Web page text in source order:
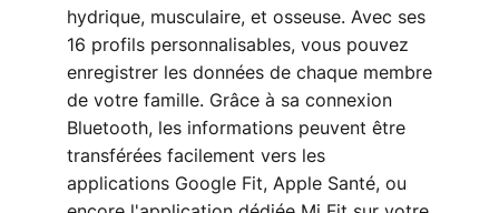
hydrique, musculaire, et osseuse. Avec ses
16 profils personnalisables, vous pouvez
enregistrer les données de chaque membre
de votre famille. Grâce à sa connexion
Bluetooth, les informations peuvent être
transférées facilement vers les
applications Google Fit, Apple Santé, ou